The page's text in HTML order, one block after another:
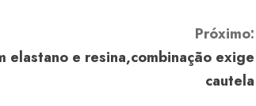
Próximo:
elastano e resina,combinação exige
cautela